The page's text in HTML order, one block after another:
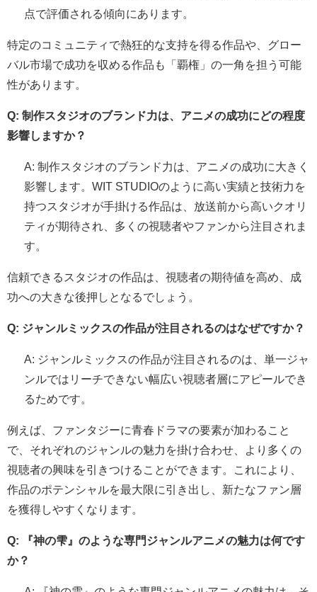
点で評価される傾向にあります。
特定のコミュニティで熱狂的な支持を得る作品や、グロー
バル市場で成功を収める作品も「覇権」の一角を担う可能
性があります。
Q: 制作スタジオのブランド力は、アニメの成功にどの程度
影響しますか？
A: 制作スタジオのブランド力は、アニメの成功に大きく
影響します。WIT STUDIOのように高い実績と技術力を
持つスタジオが手掛ける作品は、放送前から高いクオリ
ティが期待され、多くの視聴者やファンから注目されま
す。
信頼できるスタジオの作品は、視聴者の期待値を高め、成
功への大きな後押しとなるでしょう。
Q: ジャンルミックスの作品が注目されるのはなぜですか？
A: ジャンルミックスの作品が注目されるのは、単一ジャ
ンルではリーチできない幅広い視聴者層にアピールでき
るためです。
例えば、ファンタジーに青春ドラマの要素が加わること
で、それぞれのジャンルの魅力を掛け合わせ、より多くの
視聴者の興味を引きつけることができます。これにより、
作品のポテンシャルを最大限に引き出し、新たなファン層
を獲得しやすくなります。
Q: 『神の雫』のような専門ジャンルアニメの魅力は何です
か？